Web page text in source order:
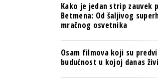
Kako je jedan strip zauvek
Betmena: Od šaljivog
mračnog osvetnika
Osam filmova koji su
budućnost u kojoj danas